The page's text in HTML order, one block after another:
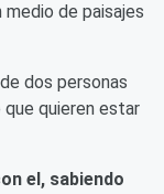
de paisajes
dos personas
quieren estar
el, sabiendo